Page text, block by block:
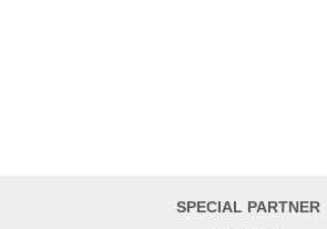
SPECIAL PARTNER